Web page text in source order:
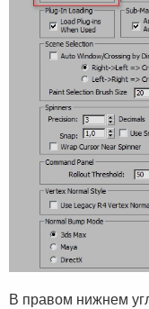
В правом нижнем